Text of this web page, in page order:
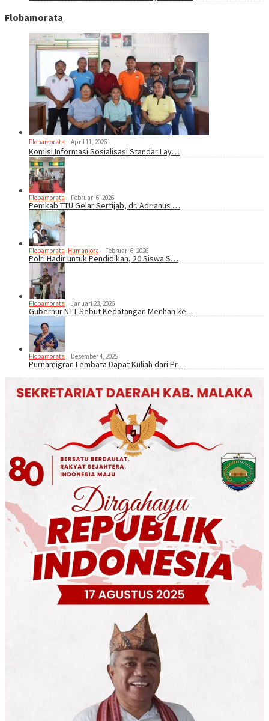
Flobamorata
Flobamorata April 11, 2026
Komisi Informasi Sosialisasi Standar Lay…
Flobamorata Februari 6, 2026
Pemkab TTU Gelar Sertijab, dr. Adrianus …
Flobamorata Humaniora Februari 6, 2026
Polri Hadir untuk Pendidikan, 20 Siswa S…
Flobamorata Januari 23, 2026
Gubernur NTT Sebut Kedatangan Menhan ke …
Flobamorata Desember 4, 2025
Purnamigran Lembata Dapat Kuliah dari Pr…